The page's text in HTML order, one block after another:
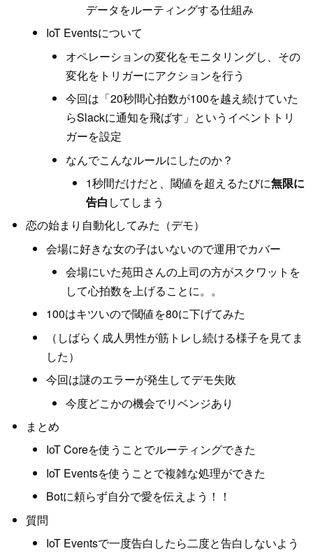
データをルーティングする仕組み
IoT Eventsについて
オペレーションの変化をモニタリングし、その
変化をトリガーにアクションを行う
今回は「20秒間心拍数が100を越え続けていた
らSlackに通知を飛ばす」というイベントトリ
ガーを設定
なんでこんなルールにしたのか？
1秒間だけだと、閾値を超えるたびに無限に
告白 してしまう
恋の始まり自動化してみた（デモ）
会場に好きな女の子はいないので運用でカバー
会場にいた苑田さんの上司の方がスクワットを
して心拍数を上げることに。。
100はキツいので閾値を80に下げてみた
（しばらく成人男性が筋トレし続ける様子を見てま
した）
今回は謎のエラーが発生してデモ失敗
今度どこかの機会でリベンジあり
まとめ
IoT Coreを使うことでルーティングできた
IoT Eventsを使うことで複雑な処理ができた
Botに頼らず自分で愛を伝えよう！！
質問
IoT Eventsで一度告白したら二度と告白しないよう